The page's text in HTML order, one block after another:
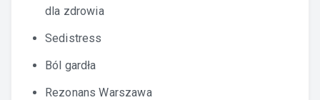
dla zdrowia
Sedistress
Ból gardła
Rezonans Warszawa